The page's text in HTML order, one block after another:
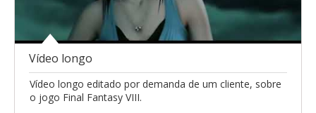
Vídeo longo
Vídeo longo editado por demanda de um cliente, sobre
o jogo Final Fantasy VIII.